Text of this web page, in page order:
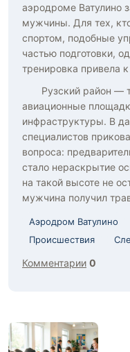
аэродроме Ватулино
мужчины. Для тех,
спортом, подобные
частью подготовки,
тренировка привела
Рузский район —
авиационные
инфраструктуры. В
специалистов
вопроса:
стало нераскрытие
на такой высоте не
мужчина получил
Аэродром Ватулино
Происшествия
Комментарии 0